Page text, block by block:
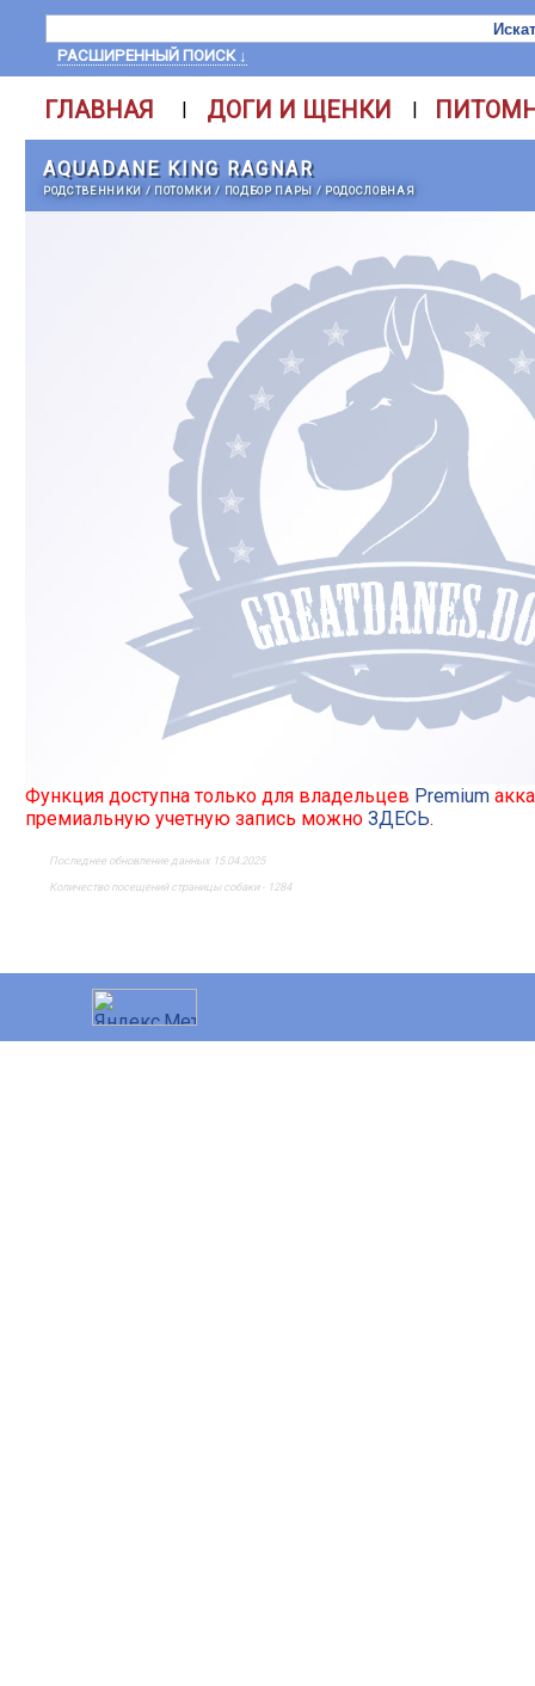
РАСШИРЕННЫЙ ПОИСК ↓
ГЛАВНАЯ | ДОГИ И ЩЕНКИ |
AQUADANE KING RAGNAR
РОДСТВЕННИКИ / ПОТОМКИ/ ПОДБОР ПАРЫ / РОДОСЛОВНАЯ
Функция доступна только для владельцев Premium
премиальную учетную запись можно ЗДЕСЬ.
Последнее обновление данных 15.04.2025
Количество посещений страницы собаки - 1284